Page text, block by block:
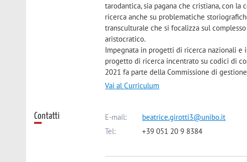
tarodantica, sia pagana che cristiana, con
ricerca anche su problematiche
transculturale che si focalizza sul
aristocratico.
Impegnata in progetti di ricerca nazionali e
progetto di ricerca incentrato su codici di
2021 fa parte della Commissione di
Vai al Curriculum
Contatti E-mail:
beatrice.girotti3@unibo.it
Tel:
+39 051 20 9 8384